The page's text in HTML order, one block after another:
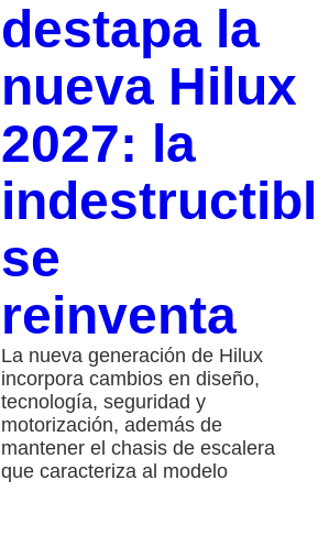
destapa la
nueva Hilux
2027: la
se
reinventa
La nueva generación de Hilux
incorpora cambios en diseño,
tecnología, seguridad y
motorización, además de
mantener el chasis de escalera
que caracteriza al modelo